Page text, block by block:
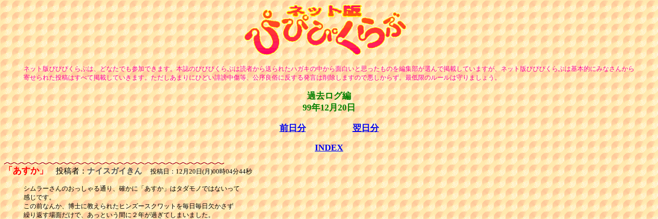
ネット版ぴぴぴくらぶは、どなたでも参加できます。本誌のぴぴぴくらぶは読者から送られたハガキの中から面白いと思ったものを編集部が選んで掲載していますが、ネット版ぴぴぴくらぶは基本的にみなさんから
寄せられた投稿はすべて掲載していきます。ただしあまりにひどい誹謗中傷等、公序良俗に反する発言は削除しますので悪しからず。最低限のルールは守りましょう。
過去ログ編
99年12月20日
前日分
翌日分
INDEX
「あすか」投稿者：ナイスガイきん 投稿日：12月20日(月)00時04分44秒
シムラーさんのおっしゃる通り、確かに「あすか」はタダモノではないって
感じです。
この前なんか、博士に教えられたヒンズースクワットを毎日毎日欠かさず
繰り返す場面だけで、あっという間に２年が過ぎてしまいました。